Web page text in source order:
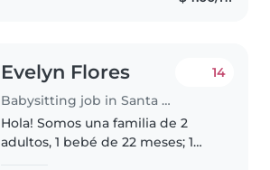
Evelyn Flores
Babysitting job in Santa Tecla
14
Hola! Somos una familia de 2
adultos, 1 bebé de 22 meses; 1